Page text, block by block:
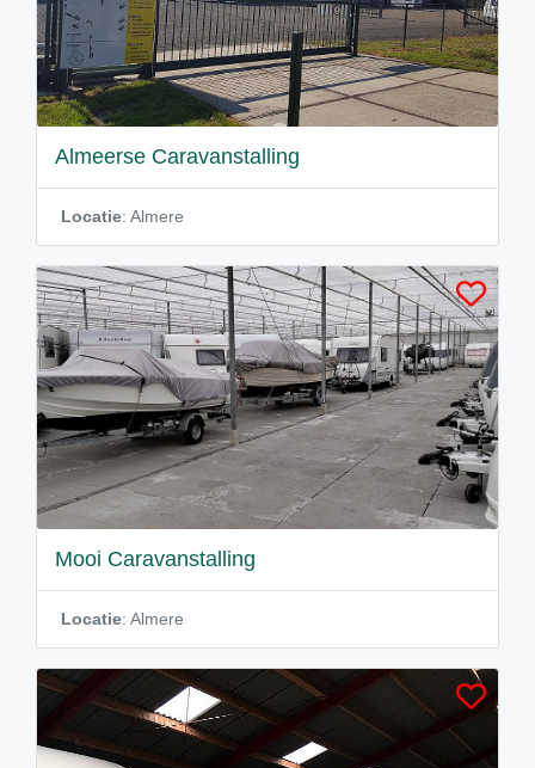
Almeerse Caravanstalling
Locatie: Almere
Mooi Caravanstalling
Locatie: Almere